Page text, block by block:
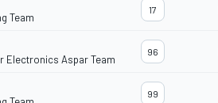
Team
17
Electronics Aspar Team
96
99